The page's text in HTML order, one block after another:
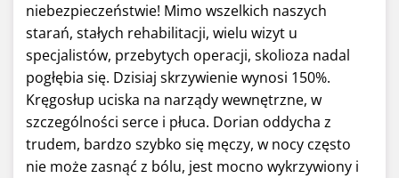
niebezpieczeństwie! Mimo wszelkich naszych
starań, stałych rehabilitacji, wielu wizyt u
specjalistów, przebytych operacji, skolioza nadal
pogłębia się. Dzisiaj skrzywienie wynosi 150%.
Kręgosłup uciska na narządy wewnętrzne, w
szczególności serce i płuca. Dorian oddycha z
trudem, bardzo szybko się męczy, w nocy często
nie może zasnąć z bólu, jest mocno wykrzywiony i